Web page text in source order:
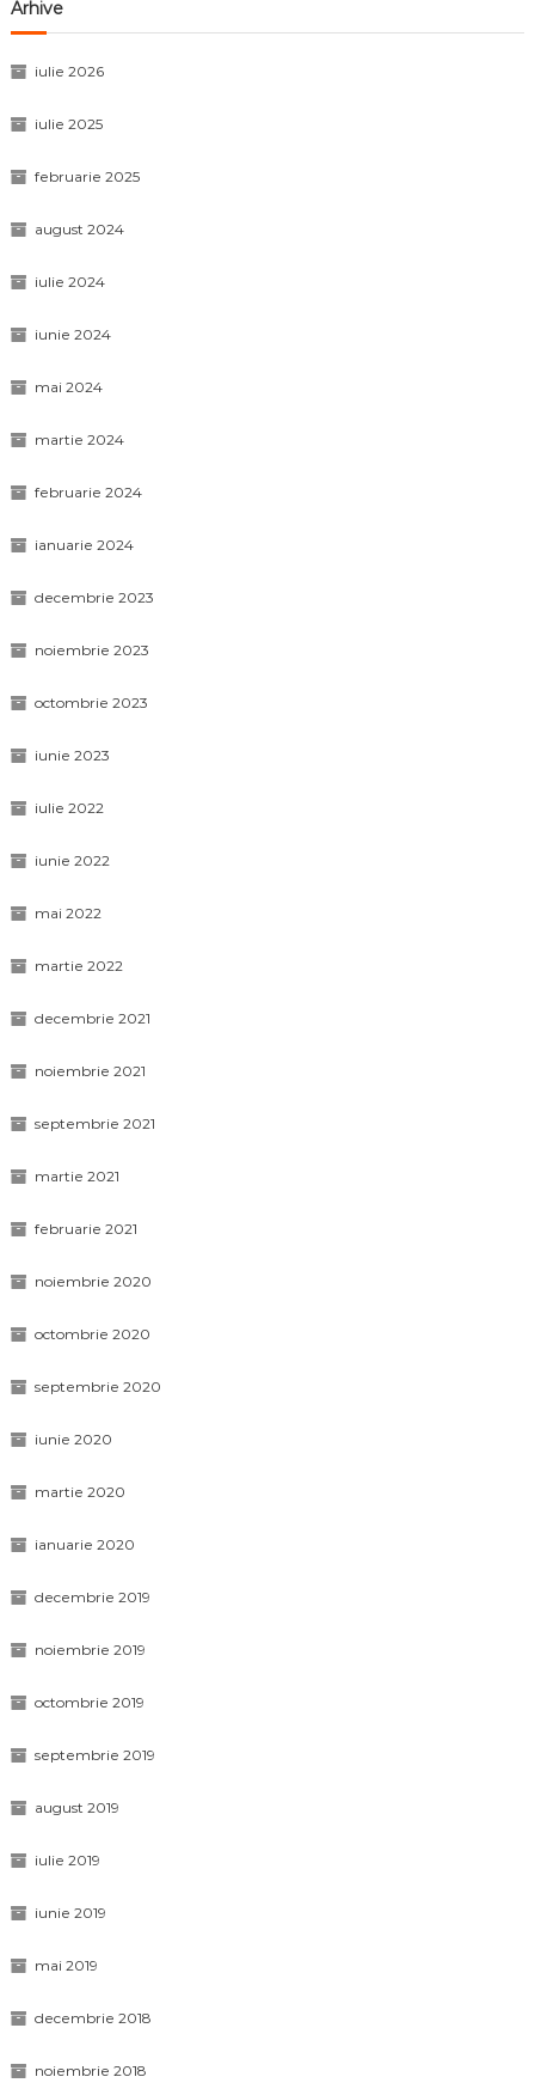
Arhive
iulie 2026
iulie 2025
februarie 2025
august 2024
iulie 2024
iunie 2024
mai 2024
martie 2024
februarie 2024
ianuarie 2024
decembrie 2023
noiembrie 2023
octombrie 2023
iunie 2023
iulie 2022
iunie 2022
mai 2022
martie 2022
decembrie 2021
noiembrie 2021
septembrie 2021
martie 2021
februarie 2021
noiembrie 2020
octombrie 2020
septembrie 2020
iunie 2020
martie 2020
ianuarie 2020
decembrie 2019
noiembrie 2019
octombrie 2019
septembrie 2019
august 2019
iulie 2019
iunie 2019
mai 2019
decembrie 2018
noiembrie 2018